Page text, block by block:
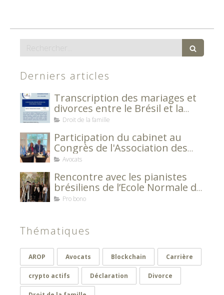
Derniers articles
Transcription des mariages et
divorces entre le Brésil et la
France
Droit de la famille
Participation du cabinet au
Congrès de l'Association des
Avocats Européens
Avocats
Rencontre avec les pianistes
brésiliens de l’Ecole Normale de
Musique de Paris Alfred Cortot
Pro bono
Thématiques
AROP Avocats Blockchain Carrière
crypto actifs Déclaration Divorce